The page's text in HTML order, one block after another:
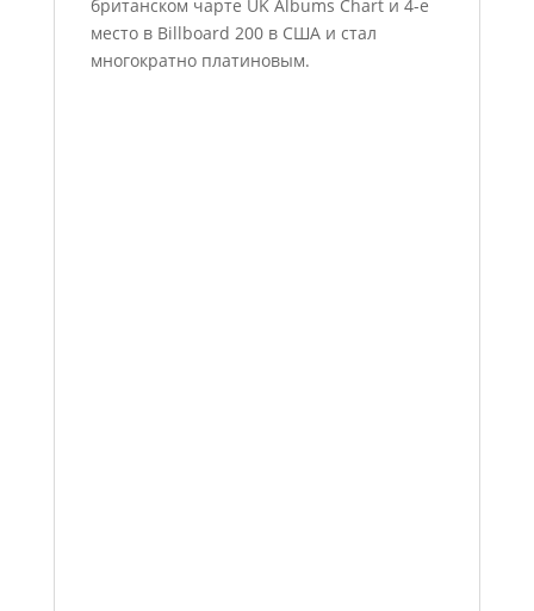
британском чарте UK Albums Chart и 4-е
место в Billboard 200 в США и стал
многократно платиновым.